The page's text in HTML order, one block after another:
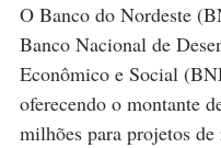
O Banco do Nordeste
Banco Nacional de
Econômico e Social
oferecendo o montante
milhões para projetos de